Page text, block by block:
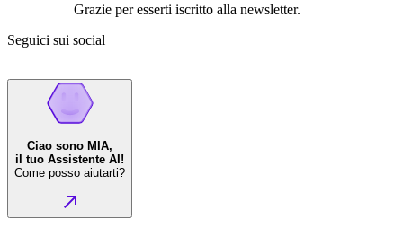
Grazie per esserti iscritto alla newsletter.
Seguici sui social
Ciao sono MIA,
il tuo Assistente AI!
Come posso aiutarti?